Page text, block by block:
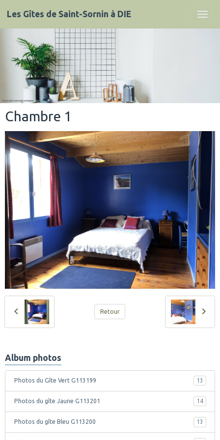
Les Gîtes de Saint-Sornin à DIE
Chambre 1
Retour
Album photos
Photos du Gîte Vert G113199 13
Photos du gîte Jaune G113201 14
Photos du gîte Bleu G113200 13